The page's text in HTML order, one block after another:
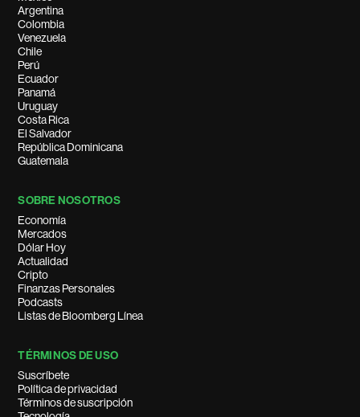
Argentina
Colombia
Venezuela
Chile
Perú
Ecuador
Panamá
Uruguay
Costa Rica
El Salvador
República Dominicana
Guatemala
SOBRE NOSOTROS
Economía
Mercados
Dólar Hoy
Actualidad
Cripto
Finanzas Personales
Podcasts
Listas de Bloomberg Línea
TÉRMINOS DE USO
Suscríbete
Política de privacidad
Términos de suscripción